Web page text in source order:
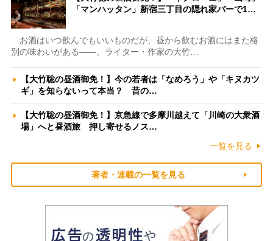
「マンハッタン」新宿三丁目の隠れ家バーで1…
お酒はいつ飲んでもいいものだが、昼から飲むお酒にはまた格
別の味わいがある――。ライター・作家の大竹…
【大竹聡の昼酒御免！】今の若者は「なめろう」や「キヌカツ
ギ」を知らないって本当？ 昔の…
【大竹聡の昼酒御免！】京急線で多摩川越えて「川崎の大衆酒
場」へと昼酒旅 押し寄せるノス…
一覧を見る
著者・連載の一覧を見る